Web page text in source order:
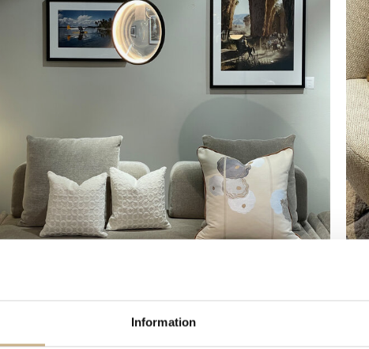
Information